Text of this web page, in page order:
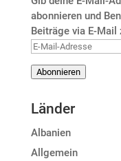
abonnieren und
Beiträge via E-Mail
E-
Adresse
Abonnieren
Länder
Albanien
Allgemein